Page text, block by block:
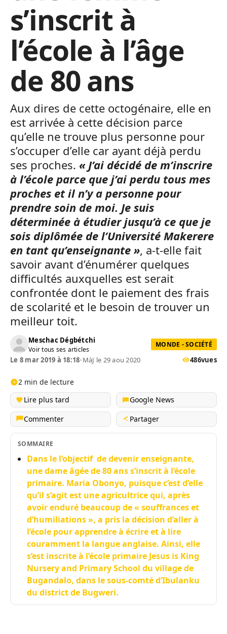
s’inscrit à
l’école à l’âge
de 80 ans
Aux dires de cette octogénaire, elle en
est arrivée à cette décision parce
qu’elle ne trouve plus personne pour
s’occuper d’elle car ayant déjà perdu
ses proches. « J’ai décidé de m’inscrire
à l’école parce que j’ai perdu tous mes
proches et il n’y a personne pour
prendre soin de moi. Je suis
déterminée à étudier jusqu’à ce que je
sois diplômée de l’Université Makerere
en tant qu’enseignante », a-t-elle fait
savoir avant d’énumérer quelques
difficultés auxquelles est serait
confrontée dont le paiement des frais
de scolarité et le besoin de trouver un
meilleur toit.
Meschac Dégbétchi
Voir tous ses articles
MONDE - SOCIÉTÉ
Le 8 mar 2019 à 18:18•MàJ le 29 aou 2020 486vues
2 min de lecture
Lire plus tard
Google News
Commenter
Partager
SOMMAIRE
Dans le l’objectif de devenir enseignante,
une dame âgée de 80 ans s’inscrit à l’école
primaire. Maria Obonyo, puisque c’est d’elle
qu’il s’agit est une agricultrice qui, après
avoir enduré beaucoup de « souffrances et
d’humiliations », a pris la décision d’aller à
l’école pour apprendre à écrire et à lire
couramment la langue anglaise. Ainsi, elle
s’est inscrite à l’école primaire Jesus is King
Nursery and Primary School du village de
Bugandalo, dans le sous-comté d’Ibulanku
du district de Bugweri.